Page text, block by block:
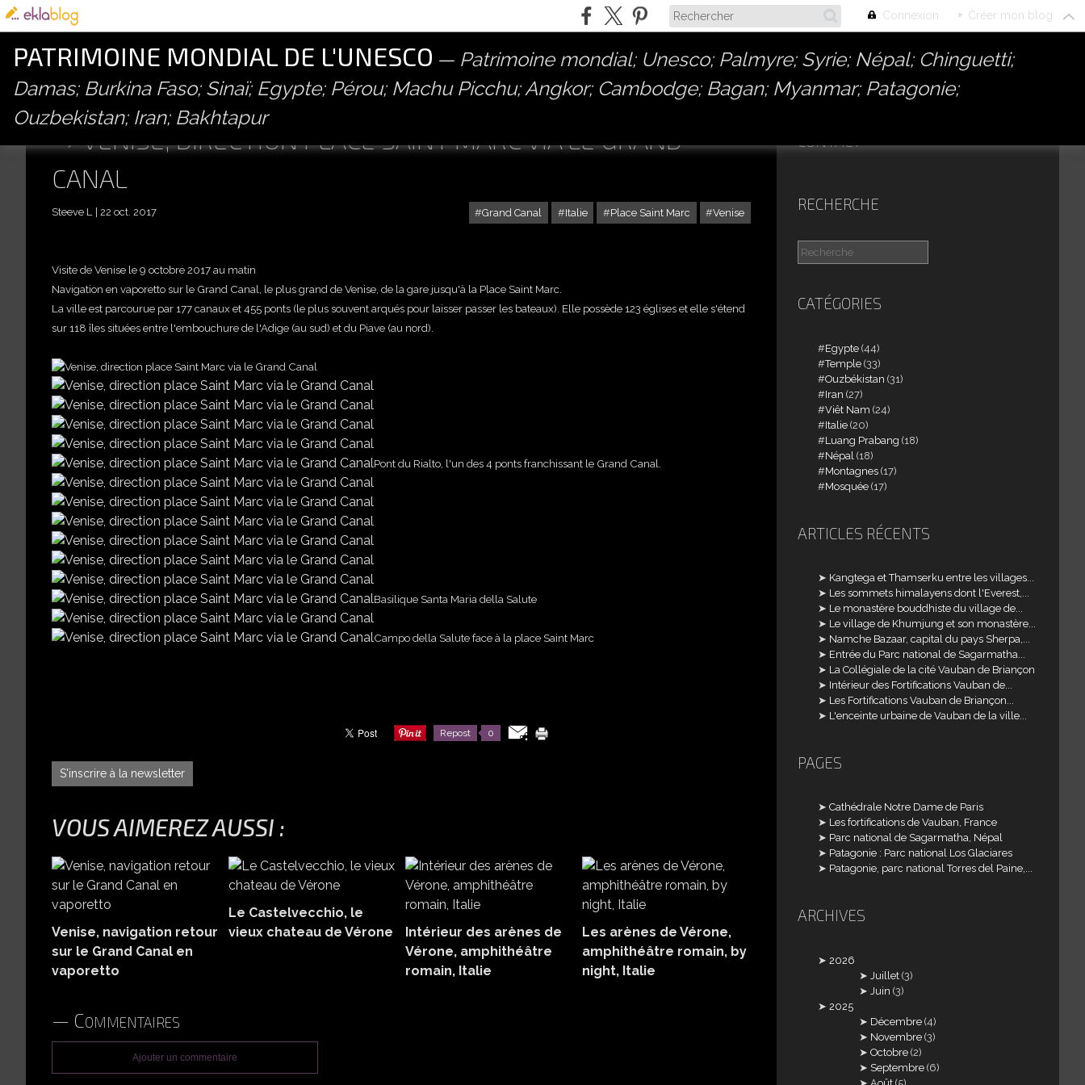
Connexion + Créer mon blog
PATRIMOINE MONDIAL DE L'UNESCO
Patrimoine mondial; Unesco; Palmyre; Syrie; Népal; Chinguetti;
Damas; Burkina Faso; Sinaï; Egypte; Pérou; Machu Picchu; Angkor; Cambodge; Bagan; Myanmar; Patagonie;
Ouzbekistan; Iran; Bakhtapur
VENISE, DIRECTION PLACE SAINT MARC VIA LE GRAND
CANAL
Grand Canal Italie Place Saint Marc Venise
Steeve L 22 oct. 2017
Visite de Venise le 9 octobre 2017 au matin
Navigation en vaporetto sur le Grand Canal, le plus grand de Venise, de la gare jusqu'à la Place Saint Marc.
La ville est parcourue par 177 canaux et 455 ponts (le plus souvent arqués pour laisser passer les bateaux). Elle possède 123 églises et elle s'étend
sur 118 îles situées entre l'embouchure de l'Adige (au sud) et du Piave (au nord).
Pont du Rialto, l'un des 4 ponts franchissant le Grand Canal.
Basilique Santa Maria della Salute
Campo della Salute face à la place Saint Marc
Repost 0
S'inscrire à la newsletter
VOUS AIMEREZ AUSSI :
Venise, navigation retour
sur le Grand Canal en
vaporetto
Le Castelvecchio, le
vieux chateau de Vérone
Intérieur des arènes de
Vérone, amphithéâtre
romain, Italie
Les arènes de Vérone,
amphithéâtre romain, by
night, Italie
Commentaires
Ajouter un commentaire
CONTACT
RECHERCHE
CATÉGORIES
Egypte (44)
Temple (33)
Ouzbékistan (31)
Iran (27)
Viêt Nam (24)
Italie (20)
Luang Prabang (18)
Népal (18)
Montagnes (17)
Mosquée (17)
ARTICLES RÉCENTS
Kangtega et Thamserku entre les villages...
Les sommets himalayens dont l'Everest,...
Le monastère bouddhiste du village de...
Le village de Khumjung et son monastère...
Namche Bazaar, capital du pays Sherpa,...
Entrée du Parc national de Sagarmatha...
La Collégiale de la cité Vauban de Briançon
Intérieur des Fortifications Vauban de...
Les Fortifications Vauban de Briançon...
L'enceinte urbaine de Vauban de la ville...
PAGES
Cathédrale Notre Dame de Paris
Les fortifications de Vauban, France
Parc national de Sagarmatha, Népal
Patagonie : Parc national Los Glaciares
Patagonie, parc national Torres del Paine,...
ARCHIVES
2026
Juillet (3)
Juin (3)
2025
Décembre (4)
Novembre (3)
Octobre (2)
Septembre (6)